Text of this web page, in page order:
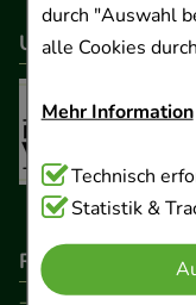
durch "Auswahl
alle Cookies
Mehr Information
Technisch
Cookies, die für
Website
Warenkorb,
Technisch
Statistik &
Unser Netzwerk
Rechtliche